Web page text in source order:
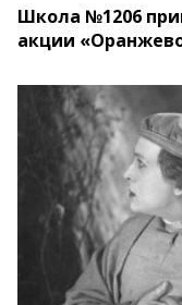
Школа №1206
акции